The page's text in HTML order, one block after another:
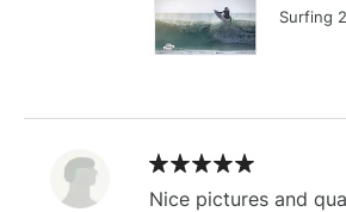
Surfing
Nice pictures and